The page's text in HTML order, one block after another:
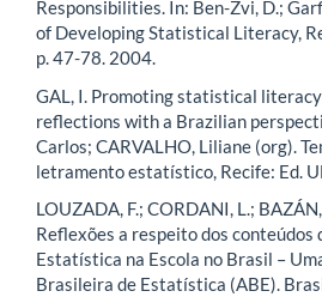
Responsibilities. In: Ben-Zvi, D.;
of Developing Statistical Literacy,
p. 47-78. 2004.
GAL, I. Promoting statistical
reflections with a Brazilian
Carlos; CARVALHO, Liliane (org).
letramento estatístico, Recife: Ed.
LOUZADA, F.; CORDANI, L.;
Reflexões a respeito dos conteúdos
Estatística na Escola no Brasil –
Brasileira de Estatística (ABE).